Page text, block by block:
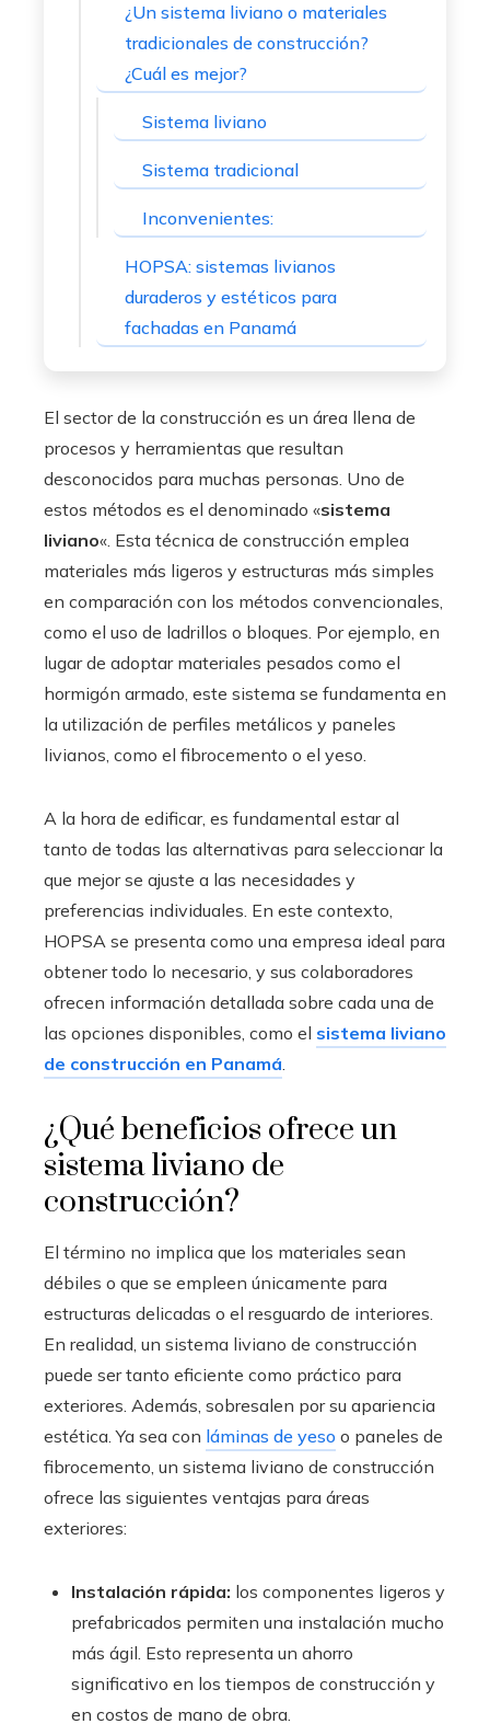
¿Un sistema liviano o materiales
tradicionales de construcción?
¿Cuál es mejor?
Sistema liviano
Sistema tradicional
Inconvenientes:
HOPSA: sistemas livianos
duraderos y estéticos para
fachadas en Panamá
El sector de la construcción es un área llena de
procesos y herramientas que resultan
desconocidos para muchas personas. Uno de
estos métodos es el denominado «sistema
liviano«. Esta técnica de construcción emplea
materiales más ligeros y estructuras más simples
en comparación con los métodos convencionales,
como el uso de ladrillos o bloques. Por ejemplo, en
lugar de adoptar materiales pesados como el
hormigón armado, este sistema se fundamenta en
la utilización de perfiles metálicos y paneles
livianos, como el fibrocemento o el yeso.
A la hora de edificar, es fundamental estar al
tanto de todas las alternativas para seleccionar la
que mejor se ajuste a las necesidades y
preferencias individuales. En este contexto,
HOPSA se presenta como una empresa ideal para
obtener todo lo necesario, y sus colaboradores
ofrecen información detallada sobre cada una de
las opciones disponibles, como el sistema liviano
de construcción en Panamá.
¿Qué beneficios ofrece un
sistema liviano de
construcción?
El término no implica que los materiales sean
débiles o que se empleen únicamente para
estructuras delicadas o el resguardo de interiores.
En realidad, un sistema liviano de construcción
puede ser tanto eficiente como práctico para
exteriores. Además, sobresalen por su apariencia
estética. Ya sea con láminas de yeso o paneles de
fibrocemento, un sistema liviano de construcción
ofrece las siguientes ventajas para áreas
exteriores:
Instalación rápida: los componentes ligeros y
prefabricados permiten una instalación mucho
más ágil. Esto representa un ahorro
significativo en los tiempos de construcción y
en costos de mano de obra.